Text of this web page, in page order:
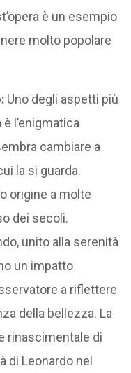
è un esempio
molto popolare
Uno degli aspetti più
l’enigmatica
cambiare a
la si guarda.
origine a molte
dei secoli.
unito alla serenità
un impatto
a riflettere
della bellezza. La
rinascimentale di
di Leonardo nel